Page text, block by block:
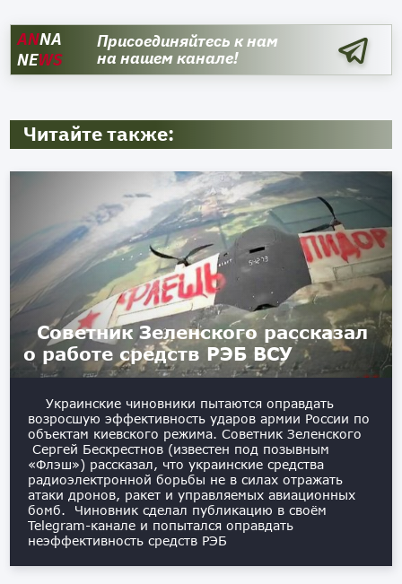
ANNA
NEWS
Присоединяйтесь к нам
на нашем канале!
Читайте также:
Советник Зеленского рассказал
о работе средств РЭБ ВСУ
Украинские чиновники пытаются оправдать
возросшую эффективность ударов армии России по
объектам киевского режима. Советник Зеленского
Сергей Бескрестнов (известен под позывным
«Флэш») рассказал, что украинские средства
радиоэлектронной борьбы не в силах отражать
атаки дронов, ракет и управляемых авиационных
бомб. Чиновник сделал публикацию в своём
Telegram-канале и попытался оправдать
неэффективность средств РЭБ